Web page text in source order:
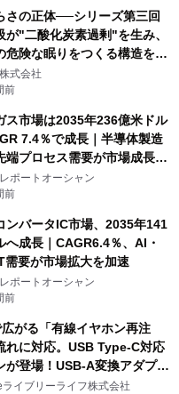
さの正体──シリーズ第三回
が"二酸化炭素過剰"を生み、
危険な眠りをつくる構造を解
式会社
前
ス市場は2035年236億米ドル
7.4％で成長｜半導体製造
端プロセス需要が市場成長を
ポートオーシャン
前
ンバータIC市場、2035年141
へ成長｜CAGR6.4％、AI・
需要が市場拡大を加速
ポートオーシャン
前
がる「有線イヤホン再注
れに対応。USB Type-C対応
が登場！USB-A変換アダプタ
スマホからパソコンまで幅広
イブリーライフ株式会社